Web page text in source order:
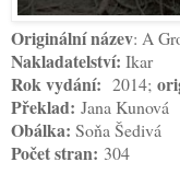
Originální název: A
Nakladatelství: Ikar
Rok vydání: 2014;
Překlad: Jana Kunová
Obálka: Soňa Šedivá
Počet stran: 304